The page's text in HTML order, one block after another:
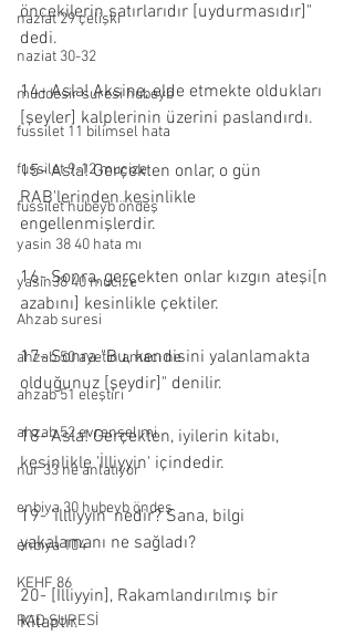
naziat 29 çelişki
naziat 30-32
müddesir suresi hubeyb
fussilet 11 bilimsel hata
fussilet 9-12 mucize
fussilet hubeyb öndeş
yasin 38 40 hata mı
yasin38 40 mucize
Ahzab suresi
ahzab 50 ayetin amacı ne
ahzab 51 eleştiri
ahzab 52 evrensel mi
nur 33 ne anlatıyor
enbiya 30 hubeyb öndeş
enbiya 104
KEHF 86
RAD SURESİ
öncekilerin satırlarıdır [uydurmasıdır]"
dedi.
14- Asla! Aksine, elde etmekte oldukları
[şeyler] kalplerinin üzerini paslandırdı.
15- Asla! Gerçekten onlar, o gün
RAB'lerinden kesinlikle
engellenmişlerdir.
16- Sonra, gerçekten onlar kızgın ateşi[n
azabını] kesinlikle çektiler.
17- Sonra "Bu, kendisini yalanlamakta
olduğunuz [şeydir]" denilir.
18- Asla! Gerçekten, iyilerin kitabı,
kesinlikle 'İlliyyin' içindedir.
19- 'illliyyin' nedir? Sana, bilgi
yakalamanı ne sağladı?
20- [İlliyyin], Rakamlandırılmış bir
Kitaptır.